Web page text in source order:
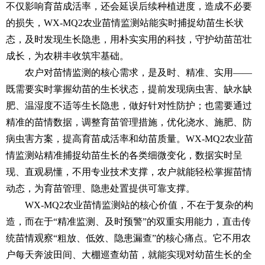
不仅影响育苗成活率，还会延误后续种植进度，造成不必要
的损失，WX-MQ2农业苗情监测站能实时捕捉幼苗生长状
态，及时发现生长隐患，用朴实实用的科技，守护幼苗茁壮
成长，为农耕丰收筑牢基础。
农户对苗情监测的核心需求，是及时、精准、实用——
既需要实时掌握幼苗的生长状态，提前发现病虫害、缺水缺
肥、温湿度不适等生长隐患，做好针对性防护；也需要通过
精准的苗情数据，调整育苗管理措施，优化浇水、施肥、防
病虫害方案，提高育苗成活率和幼苗质量。WX-MQ2农业苗
情监测站精准捕捉幼苗生长的各类细微变化，数据实时呈
现、直观易懂，不用专业技术支撑，农户就能轻松掌握苗情
动态，为育苗管理、隐患处置提供可靠支撑。
WX-MQ2农业苗情监测站的核心价值，不在于复杂的构
造，而在于“精准监测、及时预警”的双重实用能力，直击传
统苗情观察“粗放、低效、隐患漏查”的核心痛点。它不用农
户每天奔波田间、大棚巡查幼苗，就能实现对幼苗生长的全